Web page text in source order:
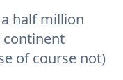
half million
continent
of course not)